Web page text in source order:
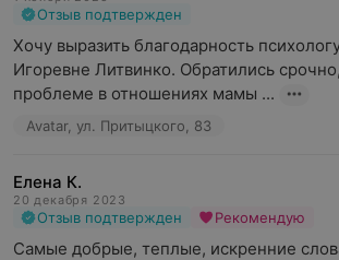
Отзыв подтвержден
Хочу выразить благодарность
Игоревне Литвинко. Обратились
проблеме в отношениях мамы ...
Avatar, ул. Притыцкого, 83
Елена К.
20 декабря 2023
Отзыв подтвержден Рекомендую
Самые добрые, теплые, искренние